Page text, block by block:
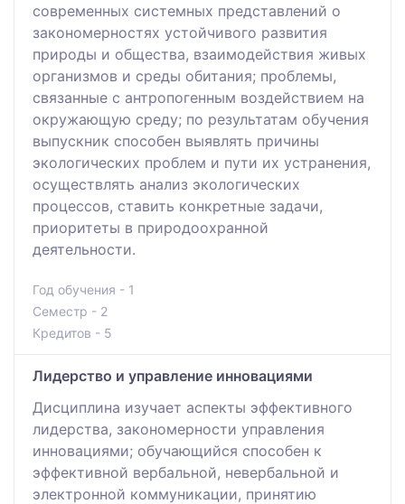
современных системных представлений о
закономерностях устойчивого развития
природы и общества, взаимодействия живых
организмов и среды обитания; проблемы,
связанные с антропогенным воздействием на
окружающую среду; по результатам обучения
выпускник способен выявлять причины
экологических проблем и пути их устранения,
осуществлять анализ экологических
процессов, ставить конкретные задачи,
приоритеты в природоохранной
деятельности.
Год обучения - 1
Семестр - 2
Кредитов - 5
Лидерство и управление инновациями
Дисциплина изучает аспекты эффективного
лидерства, закономерности управления
инновациями; обучающийся способен к
эффективной вербальной, невербальной и
электронной коммуникации, принятию